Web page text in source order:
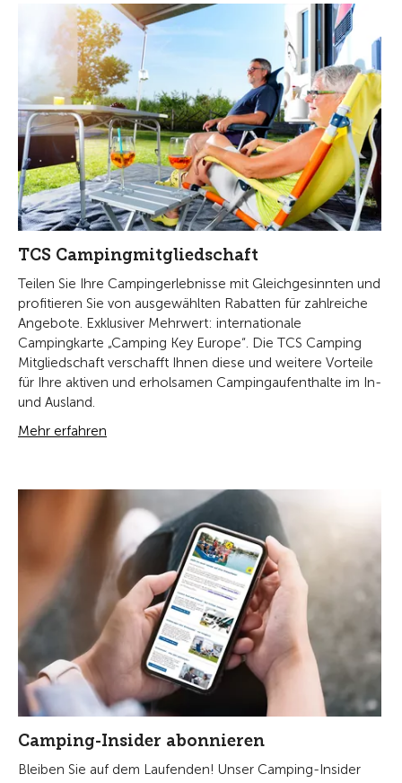
TCS Campingmitgliedschaft
Teilen Sie Ihre Campingerlebnisse mit Gleichgesinnten und
profitieren Sie von ausgewählten Rabatten für zahlreiche
Angebote. Exklusiver Mehrwert: internationale
Campingkarte „Camping Key Europe“. Die TCS Camping
Mitgliedschaft verschafft Ihnen diese und weitere Vorteile
für Ihre aktiven und erholsamen Campingaufenthalte im In-
und Ausland.
Mehr erfahren
Camping-Insider abonnieren
Bleiben Sie auf dem Laufenden! Unser Camping-Insider